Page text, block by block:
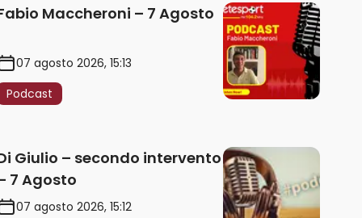
Maccheroni – 7 Agosto
07 agosto 2026, 15:13
Podcast
Giulio – secondo intervento
7 Agosto
07 agosto 2026, 15:12